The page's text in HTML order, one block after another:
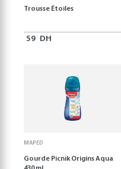
Trousse Étoiles
59 DH
MAPED
Gourde Picnik Origins Aqua